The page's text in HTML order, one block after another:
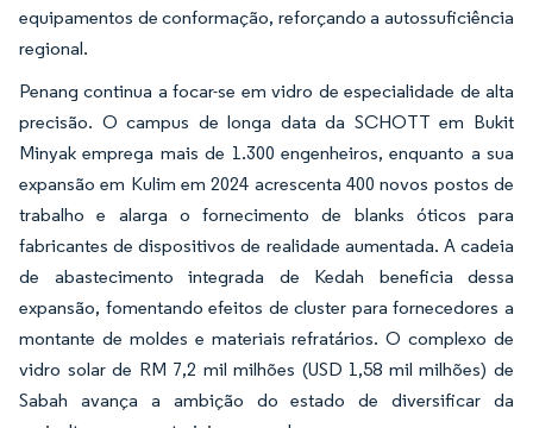
equipamentos de conformação, reforçando a autossuficiência
regional.
Penang continua a focar-se em vidro de especialidade de alta
precisão. O campus de longa data da SCHOTT em Bukit
Minyak emprega mais de 1.300 engenheiros, enquanto a sua
expansão em Kulim em 2024 acrescenta 400 novos postos de
trabalho e alarga o fornecimento de blanks óticos para
fabricantes de dispositivos de realidade aumentada. A cadeia
de abastecimento integrada de Kedah beneficia dessa
expansão, fomentando efeitos de cluster para fornecedores a
montante de moldes e materiais refratários. O complexo de
vidro solar de RM 7,2 mil milhões (USD 1,58 mil milhões) de
Sabah avança a ambição do estado de diversificar da